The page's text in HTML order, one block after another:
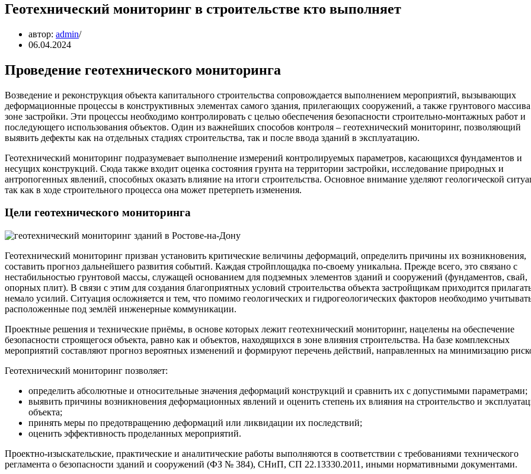
Геотехнический мониторинг в строительстве кто выполняет
автор: admin
06.04.2024
Проведение геотехнического мониторинга
Возведение и реконструкция объекта капитального строительства сопровождается выполнением мероприятий, вызывающих
деформационные процессы в конструктивных элементах самого здания, прилегающих сооружений, а также грунтового
зоне застройки. Эти процессы необходимо контролировать с целью обеспечения безопасности строительно-монтажных работ и
последующего использования объектов. Один из важнейших способов контроля – геотехнический мониторинг, позволяющий
выявить дефекты как на отдельных стадиях строительства, так и после ввода зданий в эксплуатацию.
Геотехнический мониторинг подразумевает выполнение измерений контролируемых параметров, касающихся фундаментов и
несущих конструкций. Сюда также входит оценка состояния грунта на территории застройки, исследование природных и
антропогенных явлений, способных оказать влияние на итоги строительства. Основное внимание уделяют геологической
так как в ходе строительного процесса она может претерпеть изменения.
Цели геотехнического мониторинга
Геотехнический мониторинг призван установить критические величины деформаций, определить причины их возникновения,
составить прогноз дальнейшего развития событий. Каждая стройплощадка по-своему уникальна. Прежде всего, это связано с
нестабильностью грунтовой массы, служащей основанием для подземных элементов зданий и сооружений (фундаментов, свай,
опорных плит). В связи с этим для создания благоприятных условий строительства объекта застройщикам приходится
немало усилий. Ситуация осложняется и тем, что помимо геологических и гидрогеологических факторов необходимо
расположенные под землёй инженерные коммуникации.
Проектные решения и технические приёмы, в основе которых лежит геотехнический мониторинг, нацелены на обеспечение
безопасности строящегося объекта, равно как и объектов, находящихся в зоне влияния строительства. На базе комплексных
мероприятий составляют прогноз вероятных изменений и формируют перечень действий, направленных на минимизацию
Геотехнический мониторинг позволяет:
определить абсолютные и относительные значения деформаций конструкций и сравнить их с допустимыми параметрами;
выявить причины возникновения деформационных явлений и оценить степень их влияния на строительство и
объекта;
принять меры по предотвращению деформаций или ликвидации их последствий;
оценить эффективность проделанных мероприятий.
Проектно-изыскательские, практические и аналитические работы выполняются в соответствии с требованиями технического
регламента о безопасности зданий и сооружений (ФЗ № 384), СНиП, СП 22.13330.2011, иными нормативными документами.